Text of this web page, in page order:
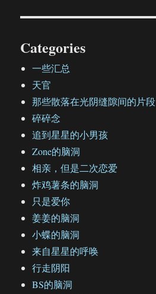
Categories
一些汇总
天官
那些散落在光阴缝隙间的片段
碎碎念
追到星星的小男孩
Zone的脑洞
相亲，但是二次恋爱
炸鸡薯条的脑洞
只是爱你
姜姜的脑洞
小蝶的脑洞
来自星星的呼唤
行走阴阳
BS的脑洞